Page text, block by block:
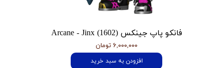
فانکو پاپ جینکس Arcane - Jinx (1602)
۶,۰۰۰,۰۰۰ تومان
افزودن به سبد خرید